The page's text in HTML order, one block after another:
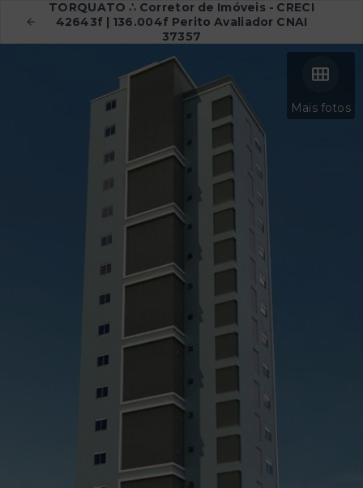
TORQUATO ∴ Corretor de Imóveis - CRECI
42643f | 136.004f Perito Avaliador CNAI
37357
Mais fotos